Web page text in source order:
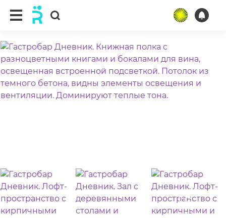
ещё 8 фото